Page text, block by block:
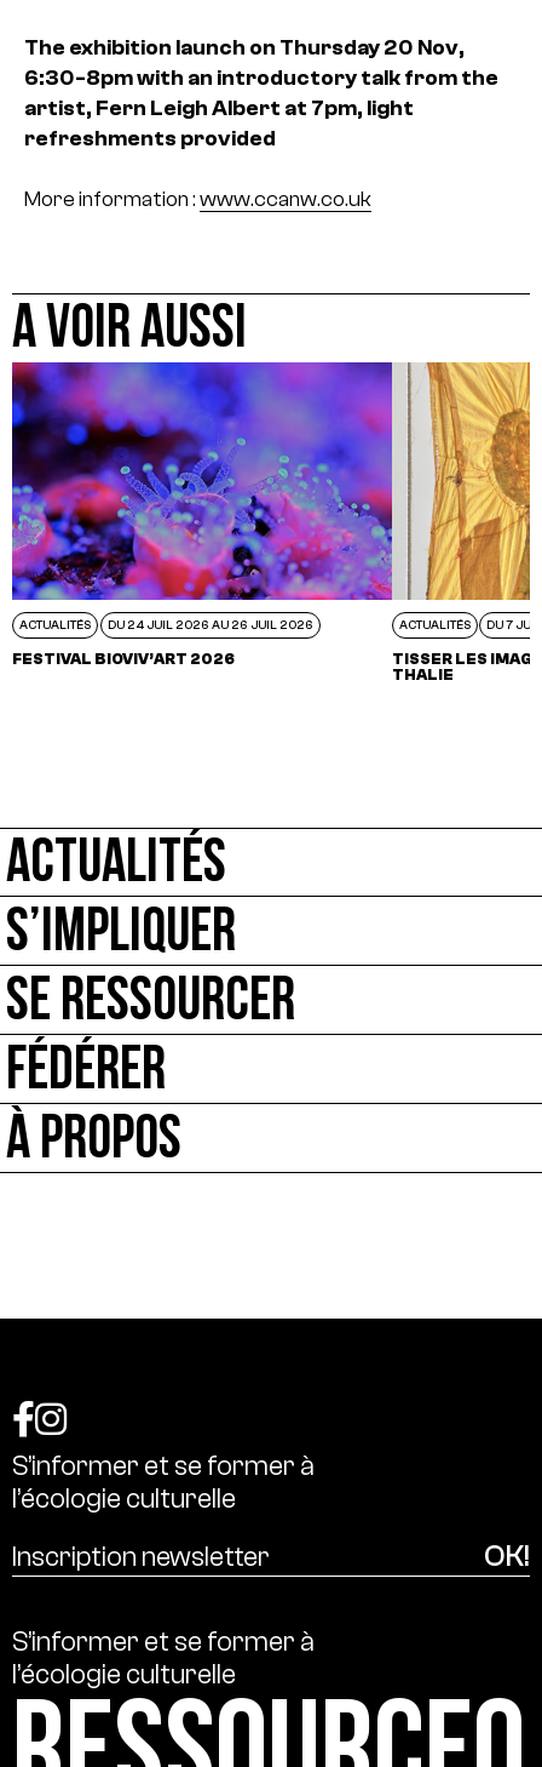
The exhibition launch on Thursday 20 Nov,
6:30-8pm with an introductory talk from the
artist, Fern Leigh Albert at 7pm, light
refreshments provided
More information : www.ccanw.co.uk
A VOIR AUSSI
ACTUALITÉS DU 24 JUIL 2026 AU 26 JUIL 2026
FESTIVAL BIOVIV’ART 2026
ACTUALITÉS DU 7
TISSER LES
THALIE
ACTUALITÉS
S’IMPLIQUER
SE RESSOURCER
FÉDÉRER
À PROPOS
S’informer et se former à
l’écologie culturelle
S’informer et se former à
l’écologie culturelle